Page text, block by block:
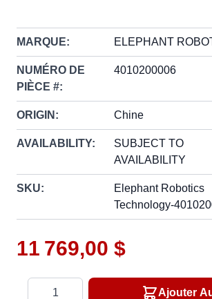
MARQUE: ELEPHANT
NUMÉRO DE
PIÈCE #:
4010200006
ORIGIN: Chine
AVAILABILITY:
SUBJECT TO
AVAILABILITY
SKU:
Elephant Robotics
Technology-
11 769,00 $
Ajouter